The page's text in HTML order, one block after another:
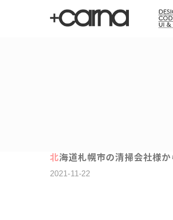
北海道札幌市の清掃会社様
2021-11-22